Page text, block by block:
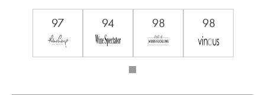
97 94 98 98